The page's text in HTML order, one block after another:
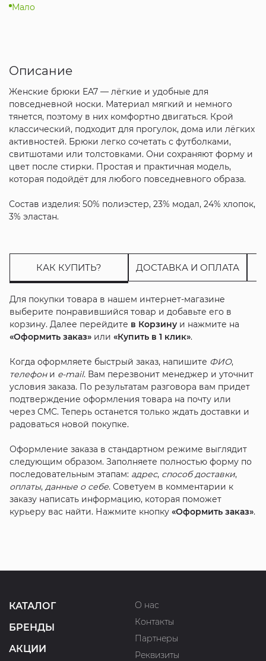
Мало
Описание
Женские брюки EA7 — лёгкие и удобные для
повседневной носки. Материал мягкий и немного
тянется, поэтому в них комфортно двигаться. Крой
классический, подходит для прогулок, дома или лёгких
активностей. Брюки легко сочетать с футболками,
свитшотами или толстовками. Они сохраняют форму и
цвет после стирки. Простая и практичная модель,
которая подойдёт для любого повседневного образа.
Состав изделия: 50% полиэстер, 23% модал, 24% хлопок,
3% эластан.
КАК КУПИТЬ? ДОСТАВКА И ОПЛАТА
Для покупки товара в нашем интернет-магазине
выберите понравившийся товар и добавьте его в
корзину. Далее перейдите в Корзинуи нажмите на
«Оформить заказ»или «Купить в 1 клик».
Когда оформляете быстрый заказ, напишите ФИО,
телефони e-mail. Вам перезвонит менеджер и уточнит
условия заказа. По результатам разговора вам придет
подтверждение оформления товара на почту или
через СМС. Теперь останется только ждать доставки и
радоваться новой покупке.
Оформление заказа в стандартном режиме выглядит
следующим образом. Заполняете полностью форму по
последовательным этапам: адрес, способ доставки,
оплаты, данные о себе. Советуем в комментарии к
заказу написать информацию, которая поможет
курьеру вас найти. Нажмите кнопку «Оформить заказ».
КАТАЛОГ
БРЕНДЫ
АКЦИИ
О нас
Контакты
Партнеры
Реквизиты